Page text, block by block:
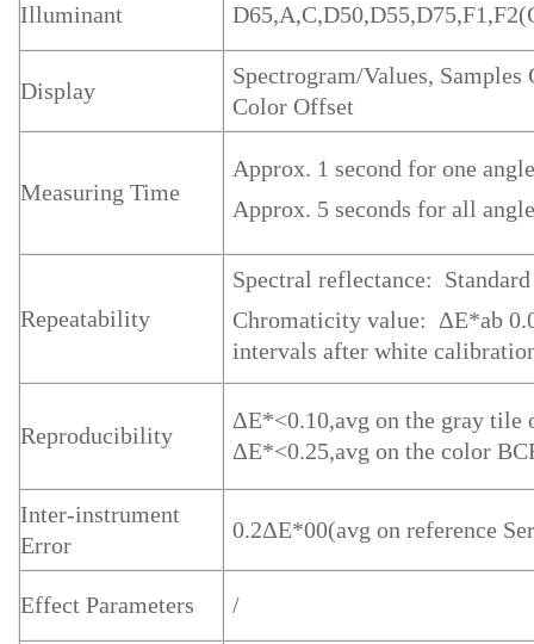
Illuminant
Display
Spectrogram/Values,
Color Offset
Measuring Time
Approx. 1 second for one
Approx. 5 seconds for all
Repeatability
Spectral reflectance:
Chromaticity value: ΔE*ab
intervals after white
Reproducibility
ΔE*<0.10,avg on the gray tile
ΔE*<0.25,avg on the color
Inter-instrument
Error
0.2ΔE*00(avg on reference
Effect Parameters /